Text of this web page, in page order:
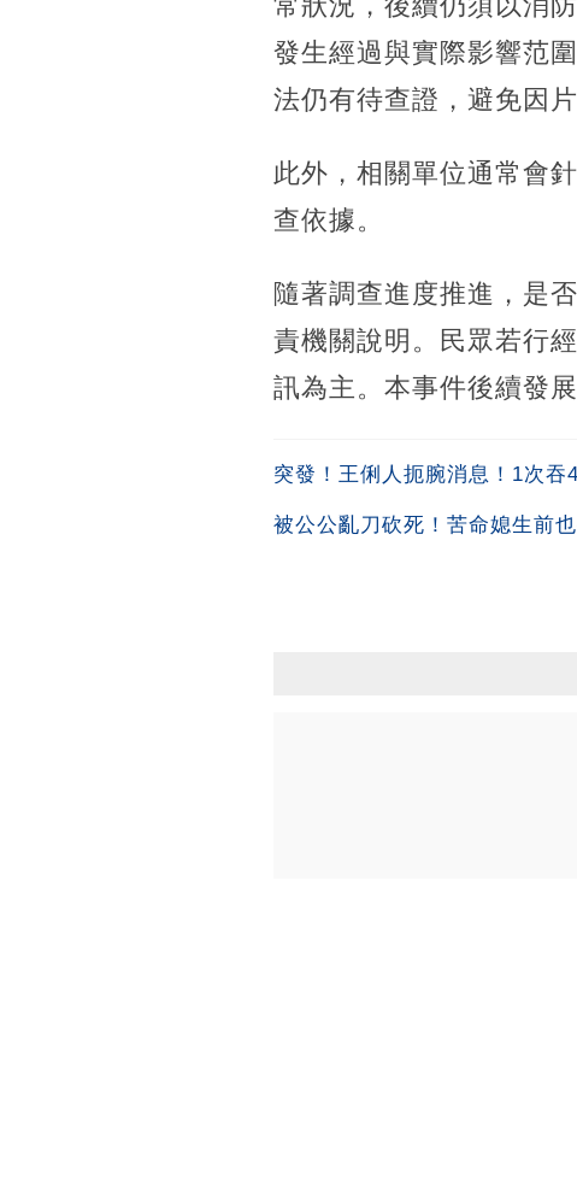
發生經過與實際影響范
法仍有待查證，避免因
此外，相關單位通常會
查依據。
隨著調查進度推進，是
責機關說明。民眾若行
訊為主。本事件後續發
突發！王俐人扼腕消息！1次吞
被公公亂刀砍死！苦命媳生前